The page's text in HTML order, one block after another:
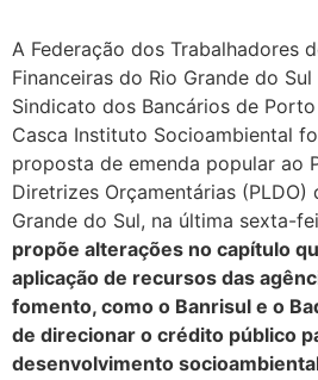
A Federação dos Trabalhadores
Financeiras do Rio Grande do
Sindicato dos Bancários de
Casca Instituto Socioambiental
proposta de emenda popular ao
Diretrizes Orçamentárias (PLDO)
Grande do Sul, na última sexta-
propõe alterações no capítulo
aplicação de recursos das
fomento, como o Banrisul e o
de direcionar o crédito público
desenvolvimento